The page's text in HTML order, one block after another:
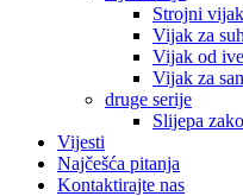
Strojni vijak
Vijak za
Vijak od
Vijak za
druge serije
Slijepa
Vijesti
Najčešća pitanja
Kontaktirajte nas